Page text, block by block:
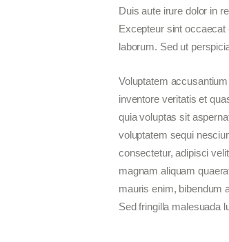
Duis aute irure dolor in
Excepteur sint occaecat
laborum. Sed ut
Voluptatem
inventore veritatis et
quia voluptas sit
voluptatem sequi
consectetur, adipisci
magnam aliquam
mauris enim, bibendum
Sed fringilla malesuada